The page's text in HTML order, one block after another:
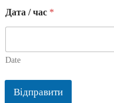
Дата / час *
Date
Відправити